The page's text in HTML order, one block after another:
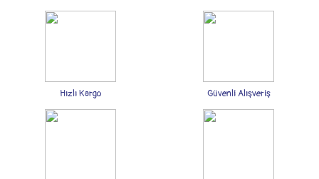
Bu ürünün fiyat bilgisi, resim, ürün açıklamalarında ve diğer konularda yetersiz
gördüğünüz noktaları öneri formunu kullanarak tarafımıza iletebilirsiniz.
Ürün açıklamasında eksik bilgiler bulunuyor.
Ürün bilgilerinde hatalar bulunuyor.
Hızlı Kargo Güvenli Alışveriş